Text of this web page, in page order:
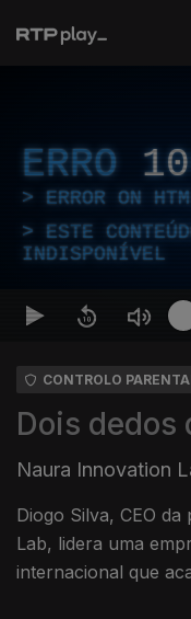
ERRO
ERROR ON
ESTE
INDISPONÍVEL
CONTROLO
Dois dedos
Naura Innovation
Diogo Silva, CEO
Lab, lidera uma
internacional que